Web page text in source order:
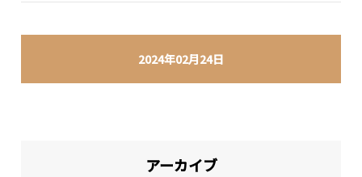
2024年02月24日
アーカイブ